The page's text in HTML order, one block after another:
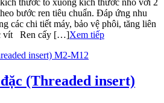
bước ren tiêu chuẩn. Đáp ứng nhu
các chi tiết máy, bảo vệ phôi, tăng liên
vít Ren cấy […]Xem tiếp
(Threaded insert)